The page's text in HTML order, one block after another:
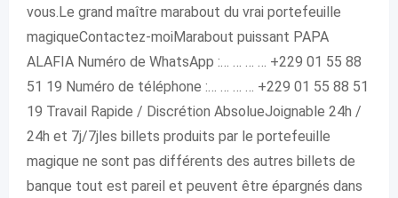
vous.Le grand maître marabout du vrai portefeuille
magiqueContactez-moiMarabout puissant PAPA
ALAFIA Numéro de WhatsApp :… … … … +229 01 55 88
51 19 Numéro de téléphone :… … … … +229 01 55 88 51
19 Travail Rapide / Discrétion AbsolueJoignable 24h /
24h et 7j/7jles billets produits par le portefeuille
magique ne sont pas différents des autres billets de
banque tout est pareil et peuvent être épargnés dans